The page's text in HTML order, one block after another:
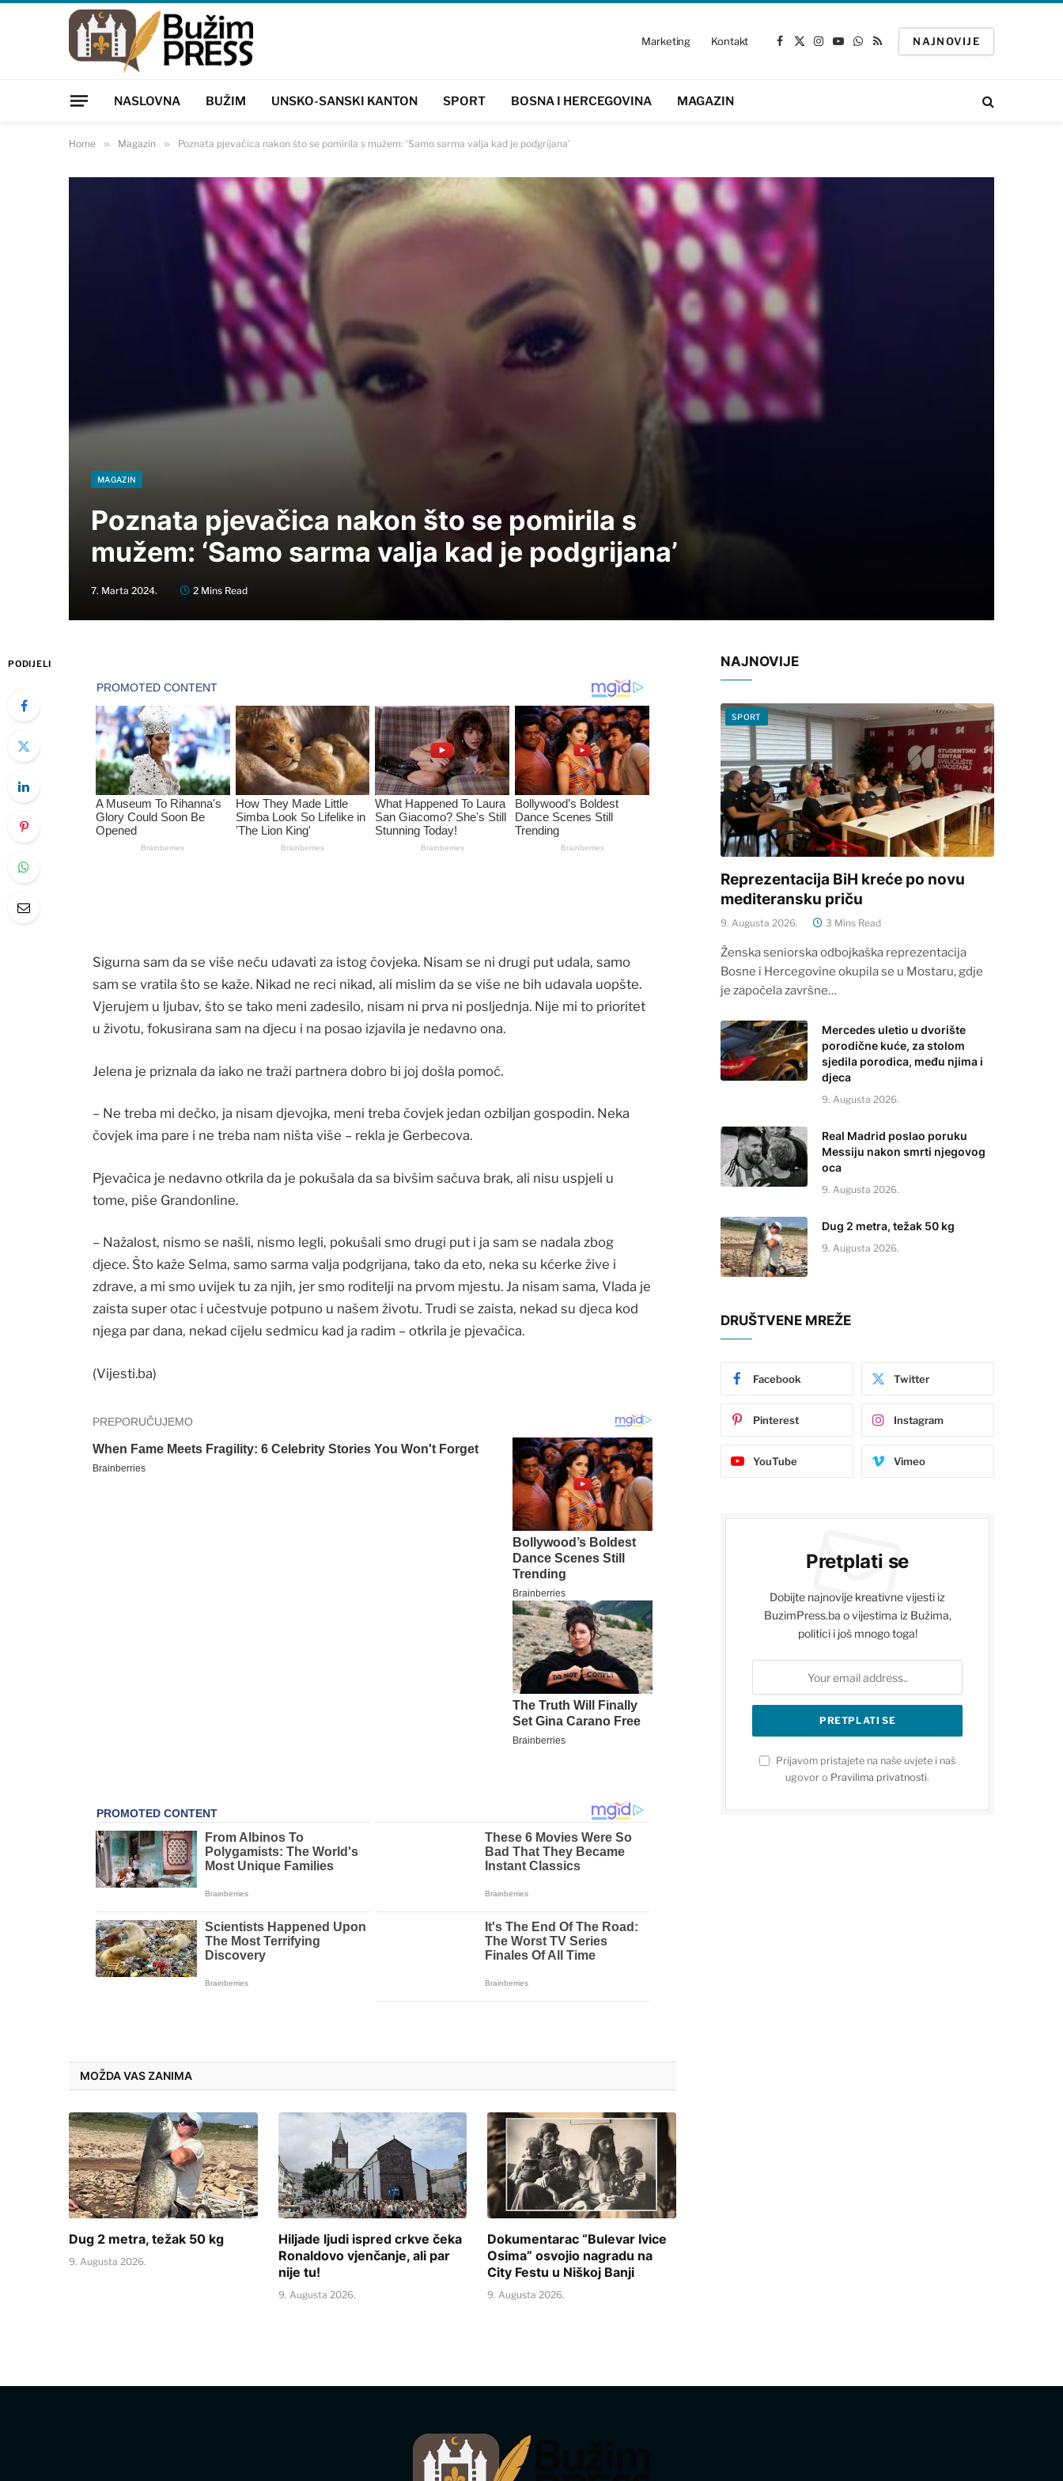
Marketing Kontakt
Facebook
X
Instagram
YouTube
WhatsApp
RSS
NAJNOVIJE
NASLOVNA BUŽIM UNSKO-SANSKI KANTON SPORT BOSNA I HERCEGOVINA MAGAZIN
Home » Magazin » Poznata pjevačica nakon što se pomirila s mužem: ‘Samo sarma valja kad je podgrijana’
MAGAZIN
Poznata pjevačica nakon što se pomirila s
mužem: ‘Samo sarma valja kad je podgrijana’
7. Marta 2024. 2 Mins Read
PODIJELI
Sigurna sam da se više neću udavati za istog čovjeka. Nisam se ni drugi put udala, samo
sam se vratila što se kaže. Nikad ne reci nikad, ali mislim da se više ne bih udavala uopšte.
Vjerujem u ljubav, što se tako meni zadesilo, nisam ni prva ni posljednja. Nije mi to prioritet
u životu, fokusirana sam na djecu i na posao izjavila je nedavno ona.
Jelena je priznala da iako ne traži partnera dobro bi joj došla pomoć.
– Ne treba mi dečko, ja nisam djevojka, meni treba čovjek jedan ozbiljan gospodin. Neka
čovjek ima pare i ne treba nam ništa više – rekla je Gerbecova.
Pjevačica je nedavno otkrila da je pokušala da sa bivšim sačuva brak, ali nisu uspjeli u
tome, piše Grandonline.
– Nažalost, nismo se našli, nismo legli, pokušali smo drugi put i ja sam se nadala zbog
djece. Što kaže Selma, samo sarma valja podgrijana, tako da eto, neka su kćerke žive i
zdrave, a mi smo uvijek tu za njih, jer smo roditelji na prvom mjestu. Ja nisam sama, Vlada je
zaista super otac i učestvuje potpuno u našem životu. Trudi se zaista, nekad su djeca kod
njega par dana, nekad cijelu sedmicu kad ja radim – otkrila je pjevačica.
(Vijesti.ba)
MOŽDA VAS ZANIMA
Dug 2 metra, težak 50 kg
9. Augusta 2026.
Hiljade ljudi ispred crkve čeka
Ronaldovo vjenčanje, ali par
nije tu!
9. Augusta 2026.
Dokumentarac “Bulevar Ivice
Osima” osvojio nagradu na
City Festu u Niškoj Banji
9. Augusta 2026.
NAJNOVIJE
SPORT
Reprezentacija BiH kreće po novu
mediteransku priču
9. Augusta 2026. 3 Mins Read
Ženska seniorska odbojkaška reprezentacija
Bosne i Hercegovine okupila se u Mostaru, gdje
je započela završne…
Mercedes uletio u dvorište
porodične kuće, za stolom
sjedila porodica, među njima i
djeca
9. Augusta 2026.
Real Madrid poslao poruku
Messiju nakon smrti njegovog
oca
9. Augusta 2026.
Dug 2 metra, težak 50 kg
9. Augusta 2026.
DRUŠTVENE MREŽE
Facebook Twitter
Pinterest Instagram
YouTube Vimeo
Pretplati se
Dobijte najnovije kreativne vijesti iz
BuzimPress.ba o vijestima iz Bužima,
politici i još mnogo toga!
Prijavom pristajete na naše uvjete i naš
ugovor o Pravilima privatnosti.